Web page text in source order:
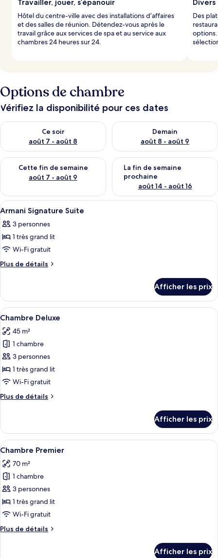
Travailler, jouer, s’épanouir
Hôtel du centre-ville avec des installations d’affaires
et des salles de réunion. Détendez-vous après le
travail grâce aux services de spa et au service aux
chambres 24 heures sur 24.
Divers
Des
Options de chambre
Vérifiez la disponibilité pour ces dates
Ce soir
août 7 - août 8
Vérifier la disponibilité pour ce soir août 7 - août 8
Demain
août 8 - août 9
Vérifier la disponibilité pour
Cette fin de semaine
août 7 - août 9
Vérifier la disponibilité pour cette fin de semaine août 7 -
La fin de semaine
prochaine
août 14 - août 16
Vérifier la disponibilité pour
Afficher
toutes
les
photos
pour
ce
chambre :
Armani
Signature
Suite
Literie de qualité, couette en duvet,
8
Armani Signature Suite
3 personnes
1 très grand lit
Wi-Fi gratuit
Plus de détails
Plus
Armani
Signature
Suite
Afficher les prix
Afficher
toutes
les
photos
pour
ce
type
chambre :
Une chambre d’hôtel moderne
5
Chambre Deluxe
45 m²
1 chambre
3 personnes
1 très grand lit
Wi-Fi gratuit
Plus de détails
Plus
Chambre
Deluxe
Afficher les prix
Afficher
toutes
les
photos
pour
ce
type
chambre :
Une chambre à coucher moderne
5
Chambre Premier
70 m²
1 chambre
3 personnes
1 très grand lit
Wi-Fi gratuit
Plus de détails
Plus
Afficher les prix